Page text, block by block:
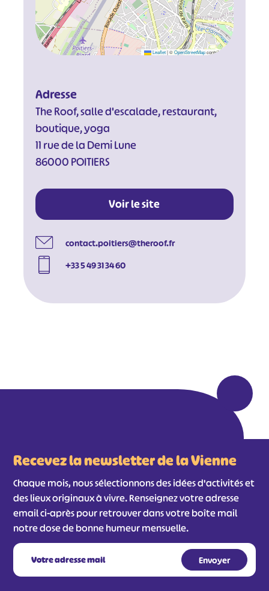
Leaflet |©OpenStreetMapcontributors
Adresse
The Roof, salle d'escalade, restaurant,
boutique, yoga
11 rue de la Demi Lune
86000 POITIERS
Voir le site
contact.poitiers@theroof.fr
+33 5 49 31 34 60
Recevez la newsletter de la Vienne
Chaque mois, nous sélectionnons des idées d'activités et
des lieux originaux à vivre. Renseignez votre adresse
email ci-après pour retrouver dans votre boîte mail
notre dose de bonne humeur mensuelle.
#
#